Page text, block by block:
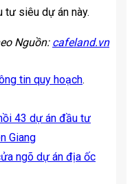
siêu dự án này.
Nguồn: cafeland.vn
tin quy hoạch.
43 dự án đầu tư
Giang
ngõ dự án địa ốc